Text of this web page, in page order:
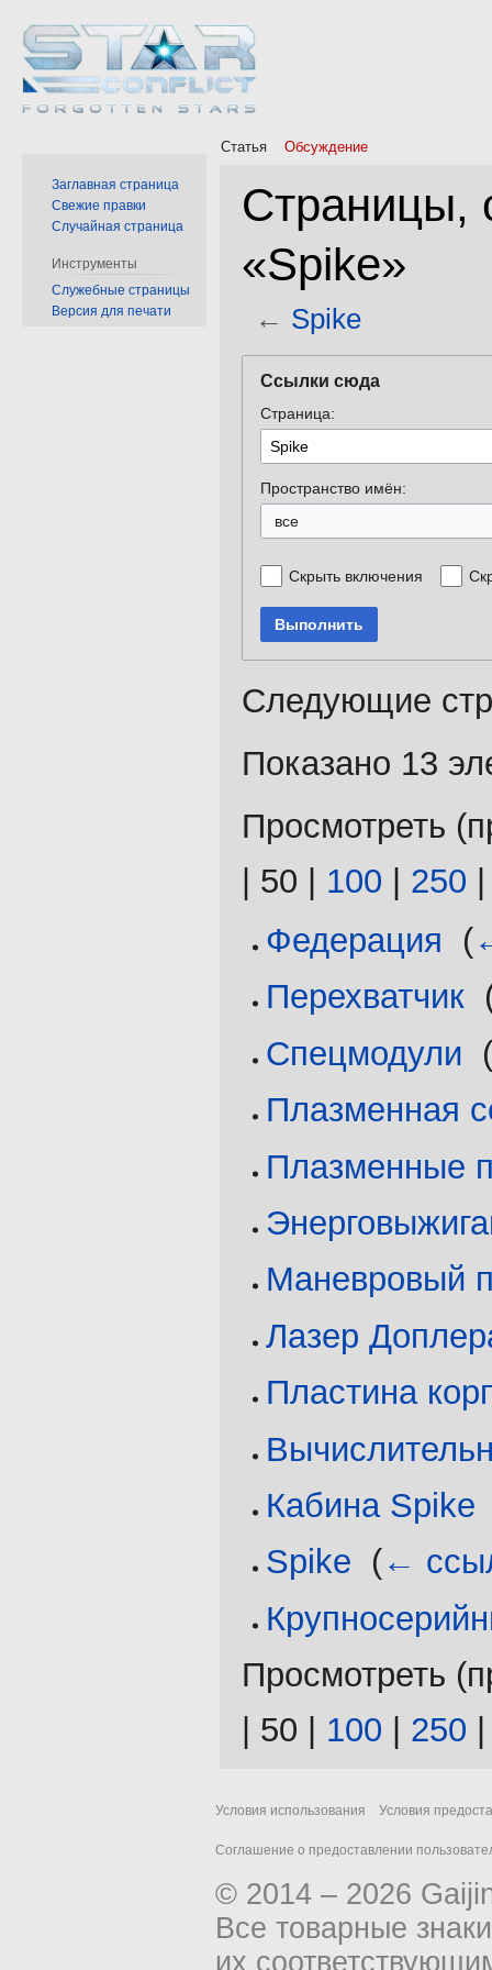
Страницы,
«Spike»
← Spike
навигации
поиску
Ссылки сюда
Страница:
Пространство имён:
все
Скрыть включения
Выполнить
Следующие
Показано 13
Просмотреть (
50 100 250
Федерация
(
Перехватчик
Спецмодули
Плазменная
Плазменные
Маневровый
Лазер
Пластина
Кабина Spike
Spike (←
Просмотреть (
50 100 250
Статья Обсуждение
Заглавная страница
Свежие правки
Случайная страница
Инструменты
Служебные страницы
Версия для печати
Условия использования Условия
Соглашение о предоставлении
© 2014 – 2026
Все товарные
их